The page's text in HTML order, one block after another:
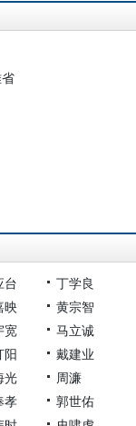
台
丁学良
映
黄宗智
宽
马立诚
阳
戴建业
光
周濂
孝
郭世佑